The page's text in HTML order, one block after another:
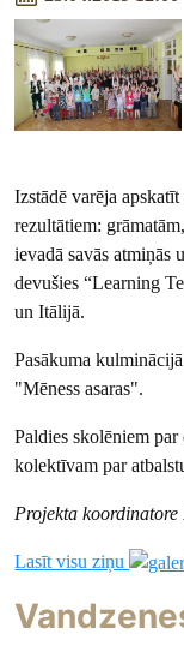
Izstādē varēja
rezultātiem:
ievadā savās atmiņās
devušies “Learning
un Itālijā.
Pasākuma
"Mēness asaras".
Paldies skolēniem
kolektīvam par
Projekta
Lasīt visu ziņu